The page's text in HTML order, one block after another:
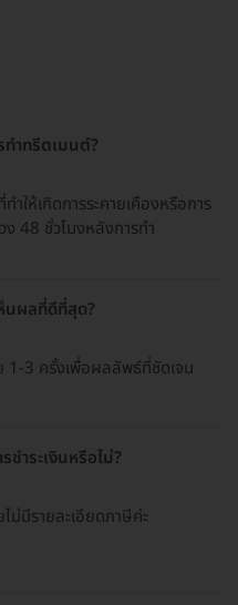
ทำทรีตเมนต์?
ให้เกิดการระคายเคืองหรือการ
48 ชั่วโมงหลังการทำ
นผลที่ดีที่สุด?
1-3 ครั้งเพื่อผลลัพธ์ที่ชัดเจน
ชำระเงินหรือไม่?
ไม่มีรายละเอียดภาษีค่ะ